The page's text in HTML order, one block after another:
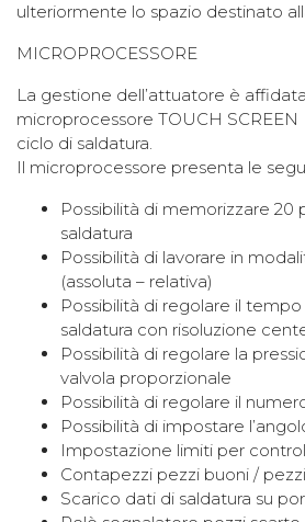
ulteriormente lo spazio destinato
MICROPROCESSORE
La gestione dell’attuatore è
microprocessore TOUCH
ciclo di saldatura.
Il microprocessore presenta le
Possibilità di memorizzare 20
saldatura
Possibilità di lavorare in
(assoluta – relativa)
Possibilità di regolare il
saldatura con risoluzione
Possibilità di regolare la
valvola proporzionale
Possibilità di regolare il
Possibilità di impostare
Impostazione limiti per
Contapezzi pezzi buoni /
Scarico dati di saldatura su